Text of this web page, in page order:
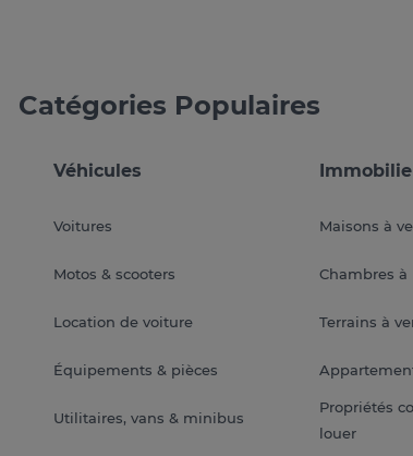
Catégories Populaires
Véhicules
Voitures
Motos & scooters
Location de voiture
Équipements & pièces
Utilitaires, vans & minibus
Maisons à
Chambres à
Terrains à
Propriétés
louer